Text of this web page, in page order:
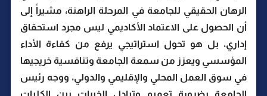
الرهان الحقيقي للجامعة في المرحلة الراهنة، مشيراً إلى
أن الحصول على الاعتماد الأكاديمي ليس مجرد استحقاق
إداري، بل هو تحول استراتيجي يرفع من كفاءة الأداء
المؤسسي ويعزز من سمعة الجامعة وتنافسية خريجيها
في سوق العمل المحلي والإقليمي والدولي، ووجه رئيس